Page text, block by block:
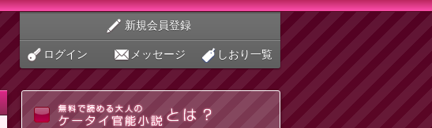
新規会員登録
ログイン メッセージ しおり一覧